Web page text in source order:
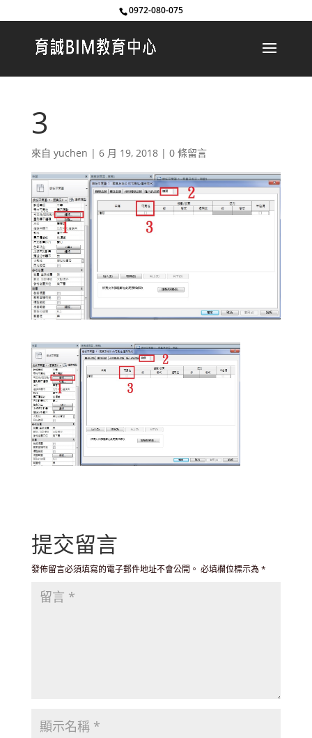
0972-080-075
3
來自 yuchen | 6 月 19, 2018| 0 條留言
提交留言
發佈留言必須填寫的電子郵件地址不會公開。 必填欄位標示為*